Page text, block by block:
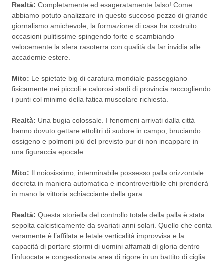
Realtà: Completamente ed esageratamente falso! Come
abbiamo potuto analizzare in questo succoso pezzo di grande
giornalismo amichevole, la formazione di casa ha costruito
occasioni pulitissime spingendo forte e scambiando
velocemente la sfera rasoterra con qualità da far invidia alle
accademie estere.
Mito: Le spietate big di caratura mondiale passeggiano
fisicamente nei piccoli e calorosi stadi di provincia raccogliendo
i punti col minimo della fatica muscolare richiesta.
Realtà: Una bugia colossale. I fenomeni arrivati dalla città
hanno dovuto gettare ettolitri di sudore in campo, bruciando
ossigeno e polmoni più del previsto pur di non incappare in
una figuraccia epocale.
Mito: Il noiosissimo, interminabile possesso palla orizzontale
decreta in maniera automatica e incontrovertibile chi prenderà
in mano la vittoria schiacciante della gara.
Realtà: Questa storiella del controllo totale della palla è stata
sepolta calcisticamente da svariati anni solari. Quello che conta
veramente è l’affilata e letale verticalità improvvisa e la
capacità di portare stormi di uomini affamati di gloria dentro
l’infuocata e congestionata area di rigore in un battito di ciglia.